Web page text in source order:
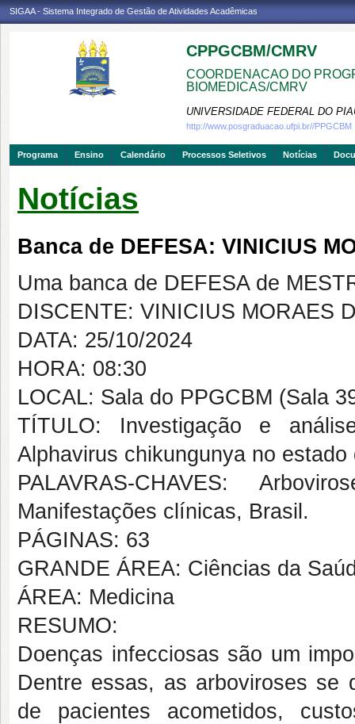
SIGAA - Sistema Integrado de Gestão de Atividades Acadêmicas
CPPGCBM/CMRV
COORDENACAO DO
BIOMEDICAS/CMRV
UNIVERSIDADE FEDERAL DO
http://www.posgraduacao.ufpi.br//PPGCBM
Programa Ensino Calendário Processos Seletivos Notícias
Notícias
Banca de DEFESA: VINICIUS
Uma banca de DEFESA de
DISCENTE: VINICIUS MORAES
DATA: 25/10/2024
HORA: 08:30
LOCAL: Sala do PPGCBM (Sala
TÍTULO: Investigação e
Alphavirus chikungunya no estado
PALAVRAS-CHAVES:
Manifestações clínicas, Brasil.
PÁGINAS: 63
GRANDE ÁREA: Ciências da
ÁREA: Medicina
RESUMO:
Doenças infecciosas são um
Dentre essas, as arboviroses se
de pacientes acometidos,